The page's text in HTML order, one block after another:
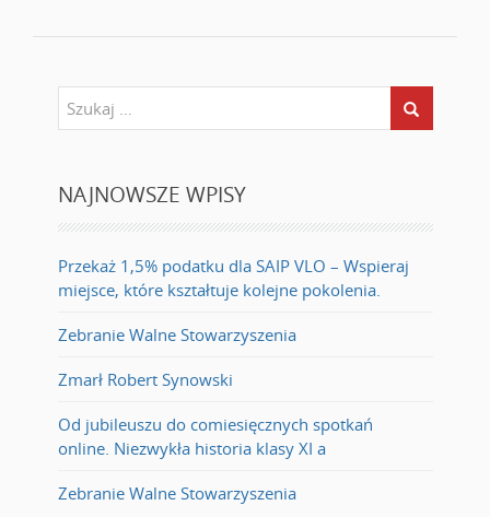
NAJNOWSZE WPISY
Przekaż 1,5% podatku dla SAIP VLO – Wspieraj
miejsce, które kształtuje kolejne pokolenia.
Zebranie Walne Stowarzyszenia
Zmarł Robert Synowski
Od jubileuszu do comiesięcznych spotkań
online. Niezwykła historia klasy XI a
Zebranie Walne Stowarzyszenia